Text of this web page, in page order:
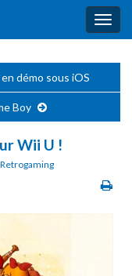
démo sous iOS
Boy
Wii U !
Retrogaming